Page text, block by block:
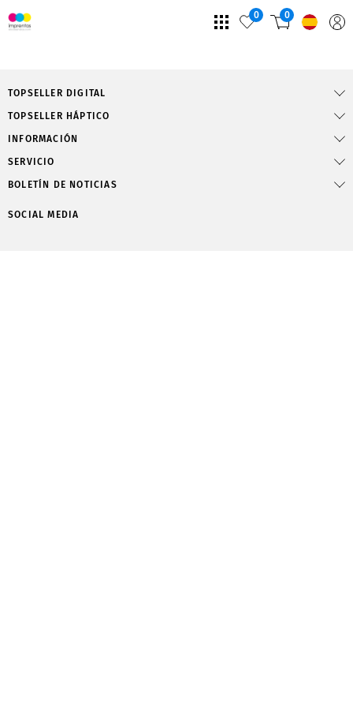
0 0
TOPSELLER DIGITAL
TOPSELLER HÁPTICO
INFORMACIÓN
SERVICIO
BOLETÍN DE NOTICIAS
SOCIAL MEDIA